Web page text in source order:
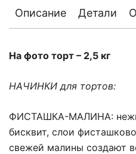
Описание Детали
На фото торт – 2,5 кг
НАЧИНКИ для тортов:
ФИСТАШКА-МАЛИНА:
бисквит, слои
свежей малины создают